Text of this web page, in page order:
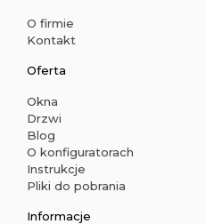
O firmie
Kontakt
Oferta
Okna
Drzwi
Blog
O konfiguratorach
Instrukcje
Pliki do pobrania
Informacje